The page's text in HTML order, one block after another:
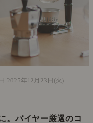
2025年12月23日(火)
。バイヤー厳選のコ